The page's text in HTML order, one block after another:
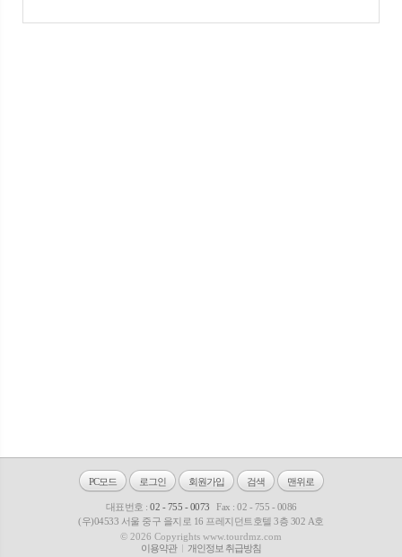
PC모드 로그인 회원가입 검색 맨위로
대표번호 : 02 - 755 - 0073
Fax : 02 - 755 - 0086
(우)04533 서울 중구 을지로 16 프레지던트호텔 3층 302 A호
© 2026 Copyrights www.tourdmz.com
이용약관
개인정보 취급방침